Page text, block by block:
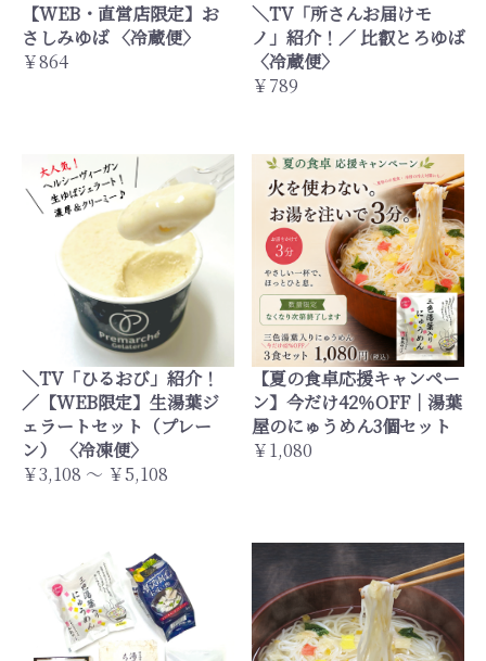
【WEB・直営店限定】お
さしみゆば 〈冷蔵便〉
￥864
＼TV「所さんお届けモ
ノ」紹介！／ 比叡とろゆば
〈冷蔵便〉
￥789
＼TV「ひるおび」紹介！
／【WEB限定】生湯葉ジ
ェラートセット（プレー
ン） 〈冷凍便〉
￥3,108 ～ ￥5,108
【夏の食卓応援キャンペー
ン】今だけ42％OFF｜湯葉
屋のにゅうめん3個セット
￥1,080